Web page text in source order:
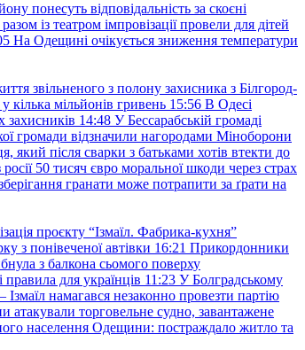
понесуть відповідальність за скоєні
із театром імпровізації провели для дітей
На Одещині очікується зниження температури
звільненого з полону захисника з Білгород-
кілька мільйонів гривень 15:56 В Одесі
захисників 14:48 У Бессарабській громаді
громади відзначили нагородами Міноборони
який після сварки з батьками хотів втекти до
50 тисяч євро моральної шкоди через страх
гранати може потрапити за ґрати на
проєкту “Ізмаїл. Фабрика-кухня”
з понівеченої автівки 16:21 Прикордонники
з балкона сьомого поверху
для українців 11:23 У Болградському
намагався незаконно провезти партію
атакували торговельне судно, завантажене
населення Одещини: постраждало житло та